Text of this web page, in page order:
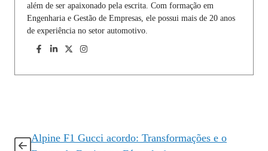
além de ser apaixonado pela escrita. Com formação em
Engenharia e Gestão de Empresas, ele possui mais de 20 anos
de experiência no setor automotivo.
Alpine F1 Gucci acordo: Transformações e o